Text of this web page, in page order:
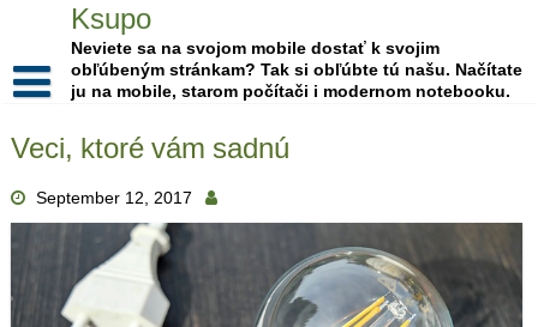
Ksupo
Neviete sa na svojom mobile dostať k svojim
obľúbeným stránkam? Tak si obľúbte tú našu. Načítate
ju na mobile, starom počítači i modernom notebooku.
Veci, ktoré vám sadnú
September 12, 2017